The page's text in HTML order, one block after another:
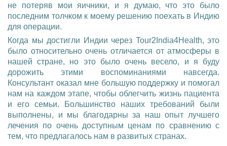
не потеряв мои яичники, и я думаю, что это было
последним толчком к моему решению поехать в Индию
для операции.
Когда мы достигли Индии через Tour2India4Health, это
было относительно очень отличается от атмосферы в
нашей стране, но это было очень весело, и я буду
дорожить этими воспоминаниями навсегда.
Консультант оказал мне большую поддержку и помогал
нам на каждом этапе, чтобы облегчить жизнь пациента
и его семьи. Большинство наших требований были
выполнены, и мы благодарны за наш опыт лучшего
лечения по очень доступным ценам по сравнению с
тем, что предлагалось нам в развитых странах.